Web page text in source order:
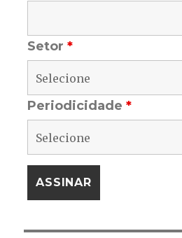
Setor*
Periodicidade*